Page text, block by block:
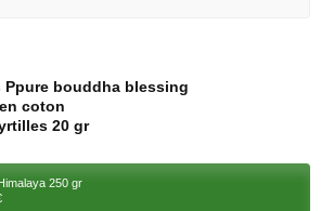
Ppure bouddha blessing
coton
20 gr
250 gr